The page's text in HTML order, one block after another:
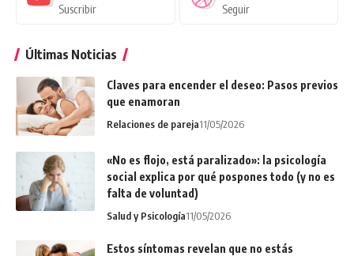
Suscribir Seguir
Últimas Noticias
Claves para encender el deseo: Pasos previos
que enamoran
Relaciones de pareja11/05/2026
«No es flojo, está paralizado»: la psicología
social explica por qué pospones todo (y no es
falta de voluntad)
Salud y Psicología11/05/2026
Estos síntomas revelan que no estás